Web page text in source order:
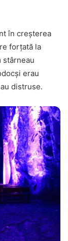
în creșterea
forțată la
stârneau
erau
distruse.